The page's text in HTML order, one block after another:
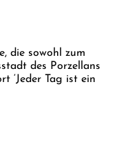
die sowohl zum
des Porzellans
‘Jeder Tag ist ein